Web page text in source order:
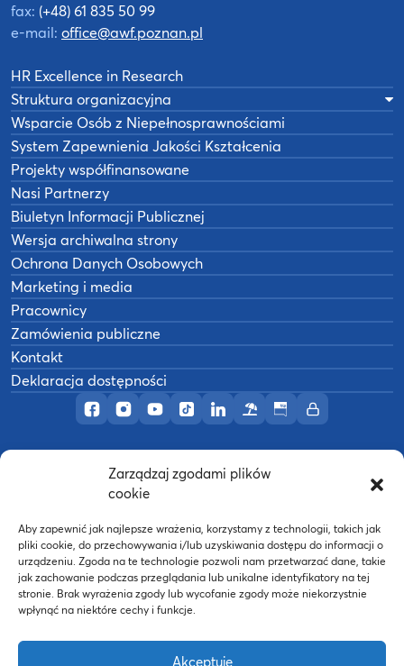
Zarządzaj zgodami plików
cookie
Aby zapewnić jak najlepsze wrażenia, korzystamy z technologii, takich jak
pliki cookie, do przechowywania i/lub uzyskiwania dostępu do informacji o
urządzeniu. Zgoda na te technologie pozwoli nam przetwarzać dane, takie
jak zachowanie podczas przeglądania lub unikalne identyfikatory na tej
stronie. Brak wyrażenia zgody lub wycofanie zgody może niekorzystnie
wpłynąć na niektóre cechy i funkcje.
Akceptuję
Profil AWF Poznań w serwisie Facebook
Profil AWF Poznań w serwisie Instagram
Profil AWF Poznań w serwisie YouTube
Profil AWF Poznań w serwisie
Profil AWF Poznań w
OśrodekBiuletynIntranet
fax: (+48) 61 835 50 99
e-mail: office@awf.poznan.pl
HR Excellence in Research
Struktura organizacyjna
Wsparcie Osób z Niepełnosprawnościami
System Zapewnienia Jakości Kształcenia
Projekty współfinansowane
Nasi Partnerzy
Biuletyn Informacji Publicznej
Wersja archiwalna strony
Ochrona Danych Osobowych
Marketing i media
Pracownicy
Zamówienia publiczne
Kontakt
Deklaracja dostępności
Akademia Wychowania Fizycznego w
Wykonanie: nFinity.pl